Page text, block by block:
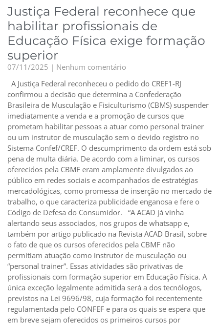
Justiça Federal reconhece que
habilitar profissionais de
Educação Física exige formação
superior
07/11/2025
Nenhum comentário
A Justiça Federal reconheceu o pedido do CREF1-RJ
confirmou a decisão que determina a Confederação
Brasileira de Musculação e Fisiculturismo (CBMS) suspender
imediatamente a venda e a promoção de cursos que
prometam habilitar pessoas a atuar como personal trainer
ou um instrutor de musculação sem o devido registro no
Sistema Confef/CREF. O descumprimento da ordem está sob
pena de multa diária. De acordo com a liminar, os cursos
oferecidos pela CBMF eram amplamente divulgados ao
público em redes sociais e acompanhados de estratégias
mercadológicas, como promessa de inserção no mercado de
trabalho, o que caracteriza publicidade enganosa e fere o
Código de Defesa do Consumidor. “A ACAD já vinha
alertando seus associados, nos grupos de whatsapp e,
também por artigo publicado na Revista ACAD Brasil, sobre
o fato de que os cursos oferecidos pela CBMF não
permitiam atuação como instrutor de musculação ou
“personal trainer”. Essas atividades são privativas de
profissionais com formação superior em Educação Física. A
única exceção legalmente admitida será a dos tecnólogos,
previstos na Lei 9696/98, cuja formação foi recentemente
regulamentada pelo CONFEF e para os quais se espera que
em breve sejam oferecidos os primeiros cursos por